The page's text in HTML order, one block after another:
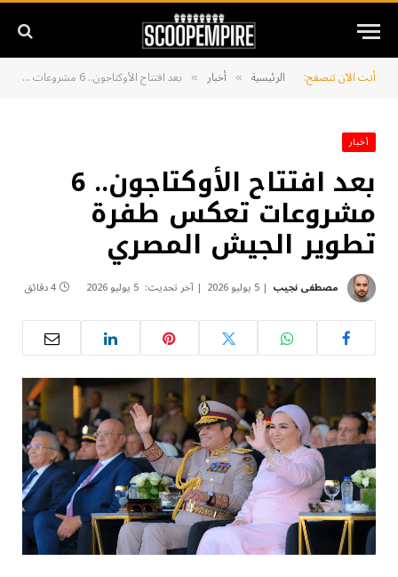
أنت الآن تتصفح: الرئيسية » أخبار » بعد افتتاح الأوكتاجون.. 6 مشروعات تعكس طفرة تطوير الجيش المصري
أخبار
بعد افتتاح الأوكتاجون.. 6
مشروعات تعكس طفرة
تطوير الجيش المصري
مصطفى نجيب 5 يوليو 2026 آخر تحديث: 5 يوليو 2026 4 دقائق